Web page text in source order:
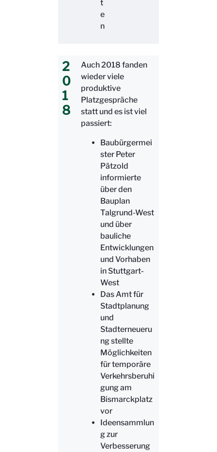
t
e
n
2
0
1
8
Auch 2018 fanden
wieder viele
produktive
Platzgespräche
statt und es ist viel
passiert:
Baubürgermei
ster Peter
Pätzold
informierte
über den
Bauplan
Talgrund-West
und über
bauliche
Entwicklungen
und Vorhaben
in Stuttgart-
West
Das Amt für
Stadtplanung
und
Stadterneueru
ng stellte
Möglichkeiten
für temporäre
Verkehrsberuhi
gung am
Bismarckplatz
vor
Ideensammlun
g zur
Verbesserung